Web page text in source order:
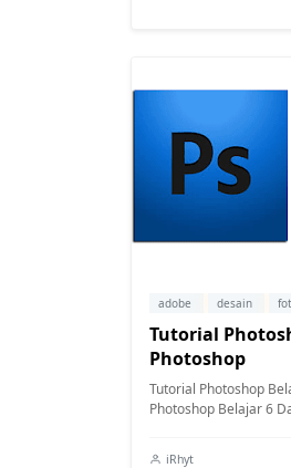
adobe desain
Tutorial
Photoshop
Tutorial Photoshop
Photoshop Belajar 6
iRhyt